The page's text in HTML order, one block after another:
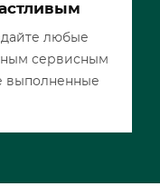
любые
сервисным
выполненные